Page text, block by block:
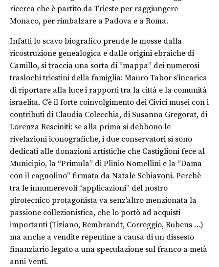
ricerca che è partito da Trieste per raggiungere
Monaco, per rimbalzare a Padova e a Roma.
Infatti lo scavo biografico prende le mosse dalla
ricostruzione genealogica e dalle origini ebraiche di
Camillo, si traccia una sorta di “mappa” dei numerosi
traslochi triestini della famiglia: Mauro Tabor s’incarica
di riportare alla luce i rapporti tra la città e la comunità
israelita. C’è il forte coinvolgimento dei Civici musei con i
contributi di Claudia Colecchia, di Susanna Gregorat, di
Lorenza Resciniti: se alla prima si debbono le
rivelazioni iconografiche, i due conservatori si sono
dedicati alle donazioni artistiche che Castiglioni fece al
Municipio, la “Primula” di Plinio Nomellini e la “Dama
con il cagnolino” firmata da Natale Schiavoni. Perchè
tra le innumerevoli “applicazioni” del nostro
pirotecnico protagonista va senz’altro menzionata la
passione collezionistica, che lo portò ad acquisti
importanti (Tiziano, Rembrandt, Correggio, Rubens …)
ma anche a vendite repentine a causa di un dissesto
finanziario legato a una speculazione sul franco a metà
anni Venti.